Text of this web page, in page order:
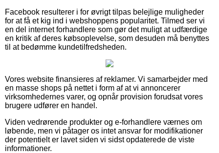
Facebook resulterer i for øvrigt tilpas belejlige muligheder
for at få et kig ind i webshoppens popularitet. Tilmed ser vi
en del internet forhandlere som gør det muligt at udfærdige
en kritik af deres købsoplevelse, som desuden må benyttes
til at bedømme kundetilfredsheden.
Vores website finansieres af reklamer. Vi samarbejder med
en masse shops på nettet i form af at vi annoncerer
virksomhedernes varer, og opnår provision forudsat vores
brugere udfører en handel.
Viden vedrørende produkter og e-forhandlere værnes om
løbende, men vi påtager os intet ansvar for modifikationer
der potentielt er lavet siden vi sidst opdaterede de viste
informationer.